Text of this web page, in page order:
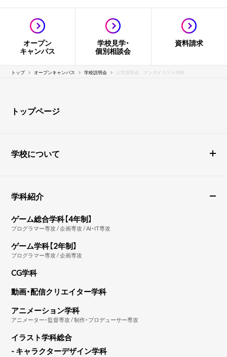
オープン
キャンパス
学校見学・
個別相談会
資料請求
トップ オープンキャンパス 学校説明会 入学説明会 マンガイラスト学科
トップページ
学校について
学科紹介
ゲーム総合学科【4年制】
プログラマー専攻 / 企画専攻 / AI・IT専攻
ゲーム学科【2年制】
プログラマー専攻 / 企画専攻
CG学科
動画・配信クリエイター学科
アニメーション学科
アニメーター・監督専攻 / 制作・プロデューサー専攻
イラスト学科総合
- キャラクターデザイン学科